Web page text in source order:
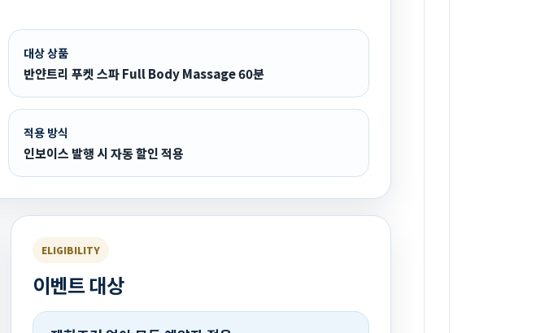
대상 상품
반얀트리 푸켓 스파 Full Body Massage 60분
적용 방식
인보이스 발행 시 자동 할인 적용
ELIGIBILITY
이벤트 대상